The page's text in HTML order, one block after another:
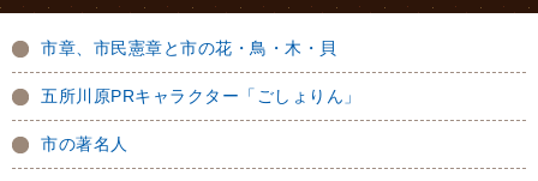
市章、市民憲章と市の花・鳥・木・貝
五所川原PRキャラクター「ごしょりん」
市の著名人